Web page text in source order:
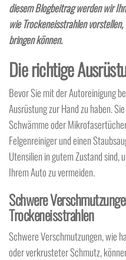
diesem Blogbeitrag werden wir
wie Trockeneisstrahlen
bringen können.
Die richtige
Bevor Sie mit der Autoreinigung
Ausrüstung zur Hand zu haben.
Schwämme oder
Felgenreiniger und einen
Utensilien in gutem Zustand sind,
Ihrem Auto zu vermeiden.
Schwere
Trockeneisstrahlen
Schwere Verschmutzungen, wie
oder verkrusteter Schmutz,